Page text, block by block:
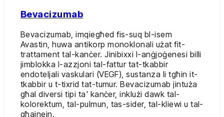
Bevacizumab
Bevacizumab, imqiegħed fis-suq bl-isem
Avastin, huwa antikorp monoklonali użat fit-
trattament tal-kanċer. Jinibixxi l-anġjoġenesi billi
jimblokka l-azzjoni tal-fattur tat-tkabbir
endoteljali vaskulari (VEGF), sustanza li tgħin it-
tkabbir u t-tixrid tat-tumur. Bevacizumab jintuża
għal diversi tipi ta' kanċer, inklużi dawk tal-
kolorektum, tal-pulmun, tas-sider, tal-kliewi u tal-
għajnejn.